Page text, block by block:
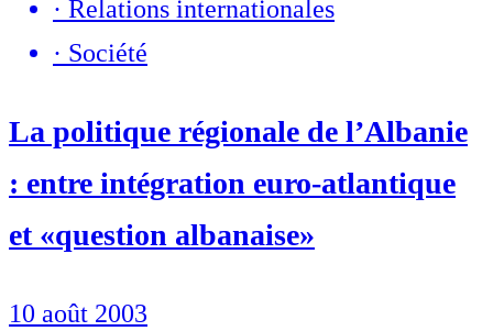
· Relations internationales
· Société
La politique régionale de l’Albanie
: entre intégration euro-atlantique
et «question albanaise»
10 août 2003